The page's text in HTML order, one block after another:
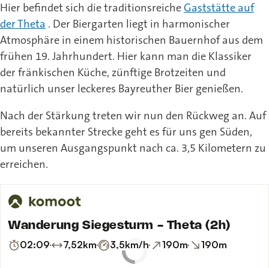
Hier befindet sich die traditionsreicheGaststätte auf
der Theta . Der Biergarten liegt in harmonischer
Atmosphäre in einem historischen Bauernhof aus dem
frühen 19. Jahrhundert. Hier kann man die Klassiker
der fränkischen Küche, zünftige Brotzeiten und
natürlich unser leckeres Bayreuther Bier genießen.
Nach der Stärkung treten wir nun den Rückweg an. Auf
bereits bekannter Strecke geht es für uns gen Süden,
um unseren Ausgangspunkt nach ca. 3,5 Kilometern zu
erreichen.